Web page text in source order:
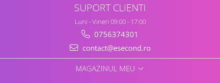
Audio HI-FI & Profesionale
Camere video si sport
Home Cinema & Audio
Playere, Boxe & Casti
SUPORT CLIENTI
Luni - Vineri 09:00 - 17:00
0756374301
contact@esecond.ro
MAGAZINUL MEU